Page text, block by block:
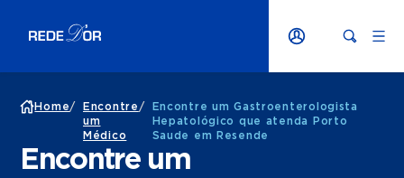
Home/
Encontre
um
Médico
/
Encontre um Gastroenterologista
Hepatológico que atenda Porto
Saude em Resende
Encontre um